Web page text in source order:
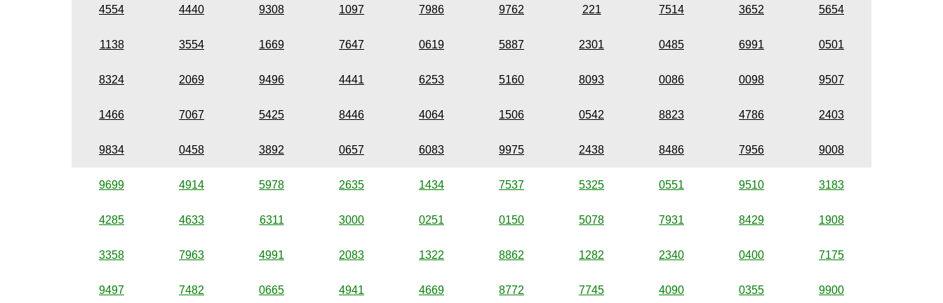
4554 4440 9308 1097 7986 9762 221 7514 3652 5654
1138 3554 1669 7647 0619 5887 2301 0485 6991 0501
8324 2069 9496 4441 6253 5160 8093 0086 0098 9507
1466 7067 5425 8446 4064 1506 0542 8823 4786 2403
9834 0458 3892 0657 6083 9975 2438 8486 7956 9008
9699 4914 5978 2635 1434 7537 5325 0551 9510 3183
4285 4633 6311 3000 0251 0150 5078 7931 8429 1908
3358 7963 4991 2083 1322 8862 1282 2340 0400 7175
9497 7482 0665 4941 4669 8772 7745 4090 0355 9900